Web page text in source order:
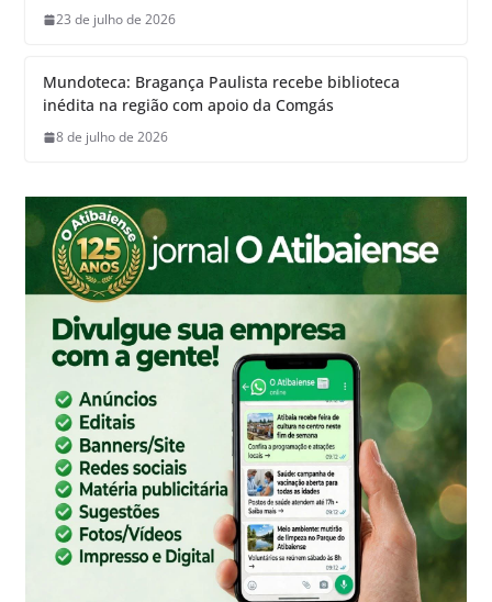
23 de julho de 2026
Mundoteca: Bragança Paulista recebe biblioteca
inédita na região com apoio da Comgás
8 de julho de 2026